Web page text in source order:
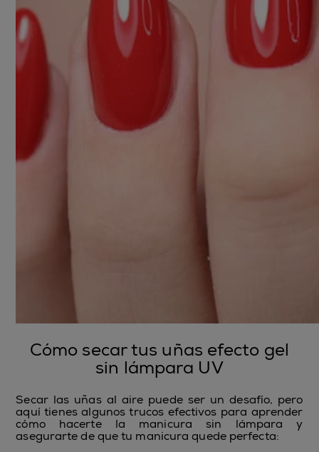
Cómo secar tus uñas efecto gel
sin lámpara UV
Secar las uñas al aire puede ser un desafío, pero
aquí tienes algunos trucos efectivos para aprender
cómo hacerte la manicura sin lámpara y
asegurarte de que tu manicura quede perfecta: